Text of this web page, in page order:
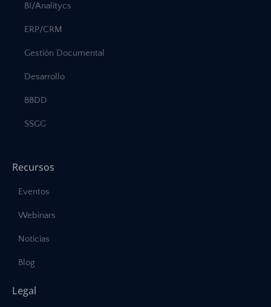
BI/Analitycs
ERP/CRM
Gestión Documental
Desarrollo
BBDD
SSGG
Recursos
Eventos
Webinars
Noticias
Blog
Legal